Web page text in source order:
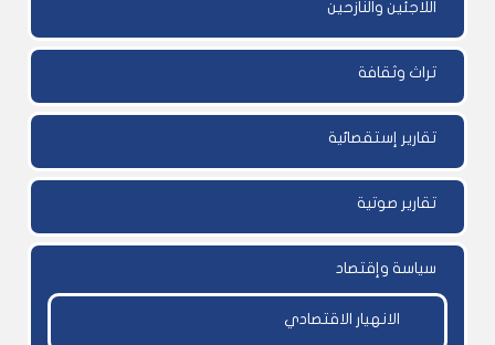
اللاجئين والنازحين
تراث وثقافة
تقارير إستقصائية
تقارير صوتية
سياسة وإقتصاد
الانهيار الاقتصادي